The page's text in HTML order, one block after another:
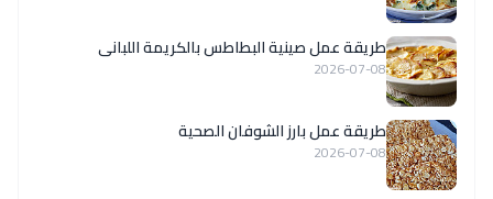
طريقة عمل صينية البطاطس بالكريمة اللبانى
2026-07-08
طريقة عمل بارز الشوفان الصحية
2026-07-08